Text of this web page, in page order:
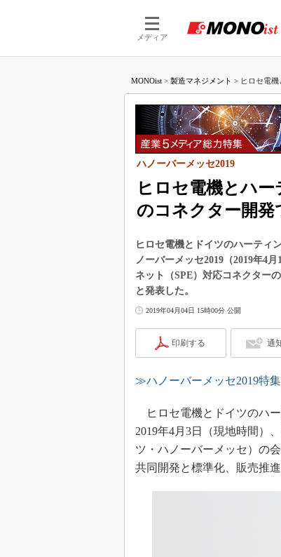
メディア
つな
つな
MONOist > 製造マネジメント > ヒロセ電
ヒロセ電機とハ
のコネクター開発
ハノーバーメッセ2019
ヒロセ電機とドイツのハーティ
ノーバーメッセ2019（2019年4
ネット（SPE）対応コネクター
と発表した。
2019年04月04日 15時00分 公開
印刷する 通
≫ハノーバーメッセ2019特
ヒロセ電機とドイツのハ
2019年4月3日（現地時間）
ツ・ハノーバーメッセ）の
共同開発と標準化、販売推